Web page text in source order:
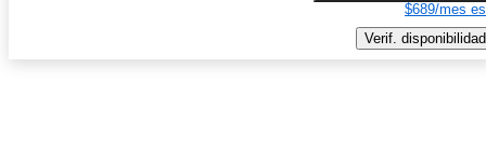
$689/mes
Verif. disponibilidad